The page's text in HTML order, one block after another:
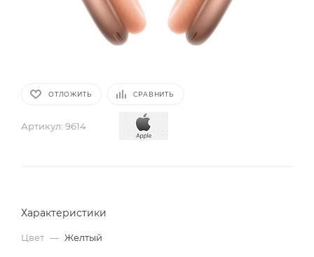
ОТЛОЖИТЬ СРАВНИТЬ
Артикул: 9614
Характеристики
Цвет — Желтый